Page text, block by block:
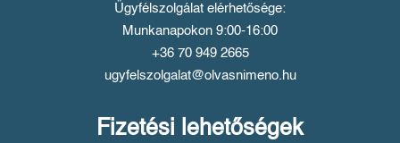
Ügyfélszolgálat elérhetősége:
Munkanapokon 9:00-16:00
+36 70 949 2665
ugyfelszolgalat@olvasnimeno.hu
Fizetési lehetőségek